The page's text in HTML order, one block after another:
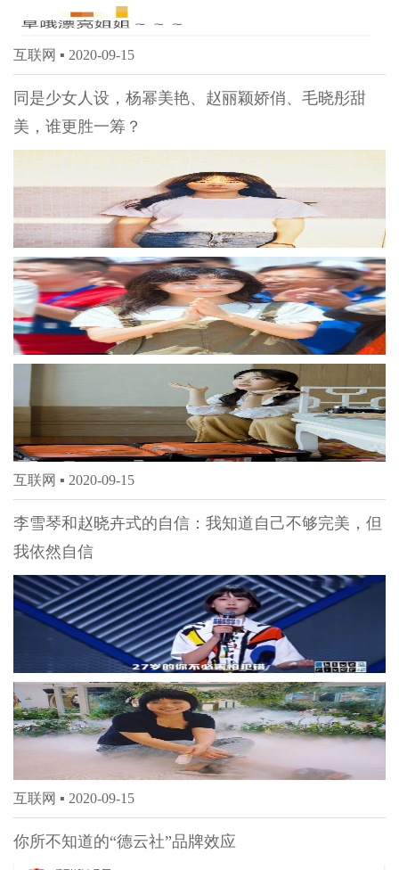
互联网 ▪ 2020-09-15
同是少女人设，杨幂美艳、赵丽颖娇俏、毛晓彤甜
美，谁更胜一筹？
互联网 ▪ 2020-09-15
李雪琴和赵晓卉式的自信：我知道自己不够完美，但
我依然自信
互联网 ▪ 2020-09-15
你所不知道的“德云社”品牌效应